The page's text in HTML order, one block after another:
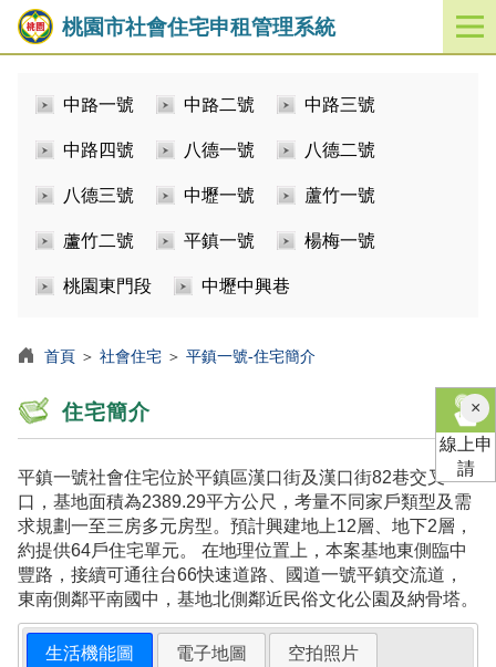
桃園市社會住宅申租管理系統
開
啟
中路一號 中路二號 中路三號
中路四號 八德一號 八德二號
八德三號 中壢一號 蘆竹一號
蘆竹二號 平鎮一號 楊梅一號
桃園東門段 中壢中興巷
首頁 ＞ 社會住宅 ＞ 平鎮一號-住宅簡介
住宅簡介
平鎮一號社會住宅位於平鎮區漢口街及漢口街82巷交叉
口，基地面積為2389.29平方公尺，考量不同家戶類型及需
求規劃一至三房多元房型。預計興建地上12層、地下2層，
約提供64戶住宅單元。 在地理位置上，本案基地東側臨中
豐路，接續可通往台66快速道路、國道一號平鎮交流道，
東南側鄰平南國中，基地北側鄰近民俗文化公園及納骨塔。
生活機能圖 電子地圖 空拍照片
×關
閉
線上申
請